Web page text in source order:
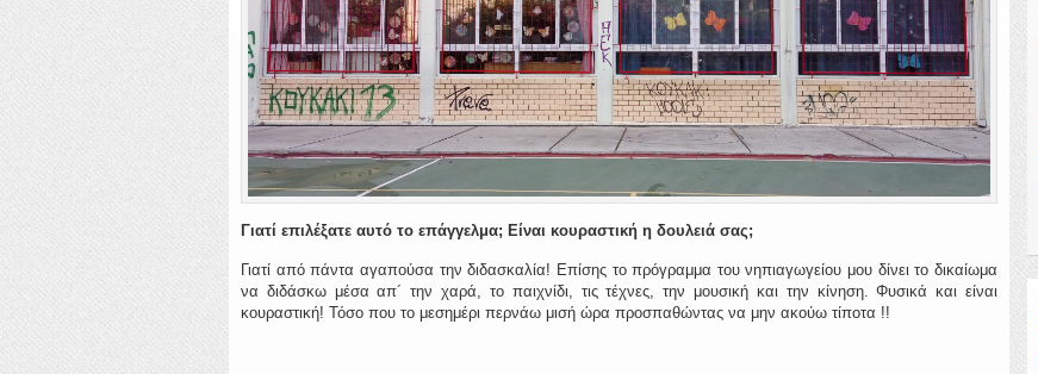
Γιατί επιλέξατε αυτό το επάγγελμα; Είναι κουραστική η δουλειά σας;
Γιατί από πάντα αγαπούσα την διδασκαλία! Επίσης το πρόγραμμα του νηπιαγωγείου μου δίνει το δικαίωμα
να διδάσκω μέσα απ´ την χαρά, το παιχνίδι, τις τέχνες, την μουσική και την κίνηση. Φυσικά και είναι
κουραστική! Τόσο που το μεσημέρι περνάω μισή ώρα προσπαθώντας να μην ακούω τίποτα !!